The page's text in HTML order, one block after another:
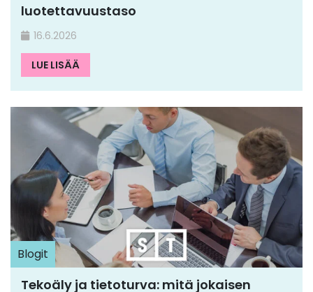
luotettavuustaso
16.6.2026
LUE LISÄÄ
Blogit
Tekoäly ja tietoturva: mitä jokaisen